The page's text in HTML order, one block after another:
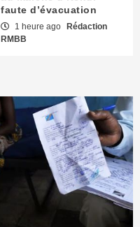
faute d’évacuation
1 heure ago
Rédaction
RMBB